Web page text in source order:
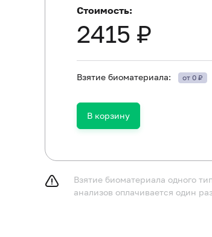
Специальной подготовки не требуется.
Стоимость:
2415 ₽
Взятие биоматериала: от 0 ₽
В корзину
Взятие биоматериала одного
анализов оплачивается один